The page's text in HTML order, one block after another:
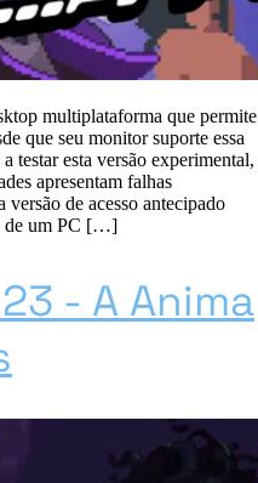
multiplataforma que permite
que seu monitor suporte essa
testar esta versão experimental,
apresentam falhas
de acesso antecipado
de um PC […]
- A Anima